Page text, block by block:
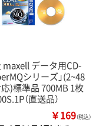
maxell データ用CD-
シリーズ」(2~48
)標準品 700MB 1枚
（直送品）
￥169（税込）